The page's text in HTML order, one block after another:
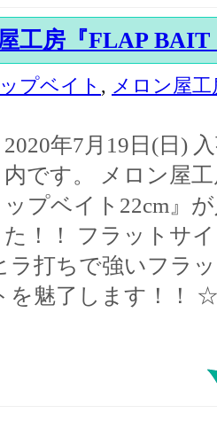
工房『FLAP BAIT
プベイト , メロン屋工
2020年7月19日(日)
内です。 メロン屋
ップベイト22cm』
た！！ フラットサ
ラ打ちで強いフラ
を魅了します！！